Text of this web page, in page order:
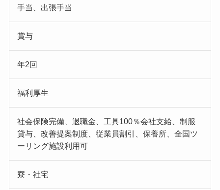
手当、出張手当
賞与
年2回
福利厚生
社会保険完備、退職金、工具100％会社支給、制服
貸与、改善提案制度、従業員割引、保養所、全国ツ
ーリング施設利用可
寮・社宅